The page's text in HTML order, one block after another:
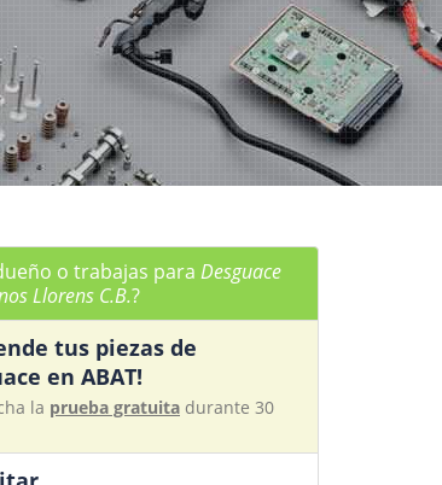
o trabajas para Desguace
Llorens C.B.?
tus piezas de
en ABAT!
la prueba gratuita durante 30